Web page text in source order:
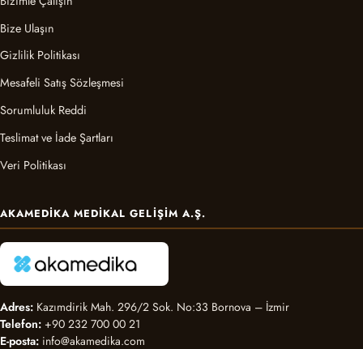
Bize Ulaşın
Gizlilik Politikası
Mesafeli Satış Sözleşmesi
Sorumluluk Reddi
Teslimat ve İade Şartları
Veri Politikası
AKAMEDIKA MEDIKAL GELIŞIM A.Ş.
Adres: Kazımdirik Mah. 296/2 Sok. No:33 Bornova – İzmir
Telefon: +90 232 700 00 21
E-posta: info@akamedika.com